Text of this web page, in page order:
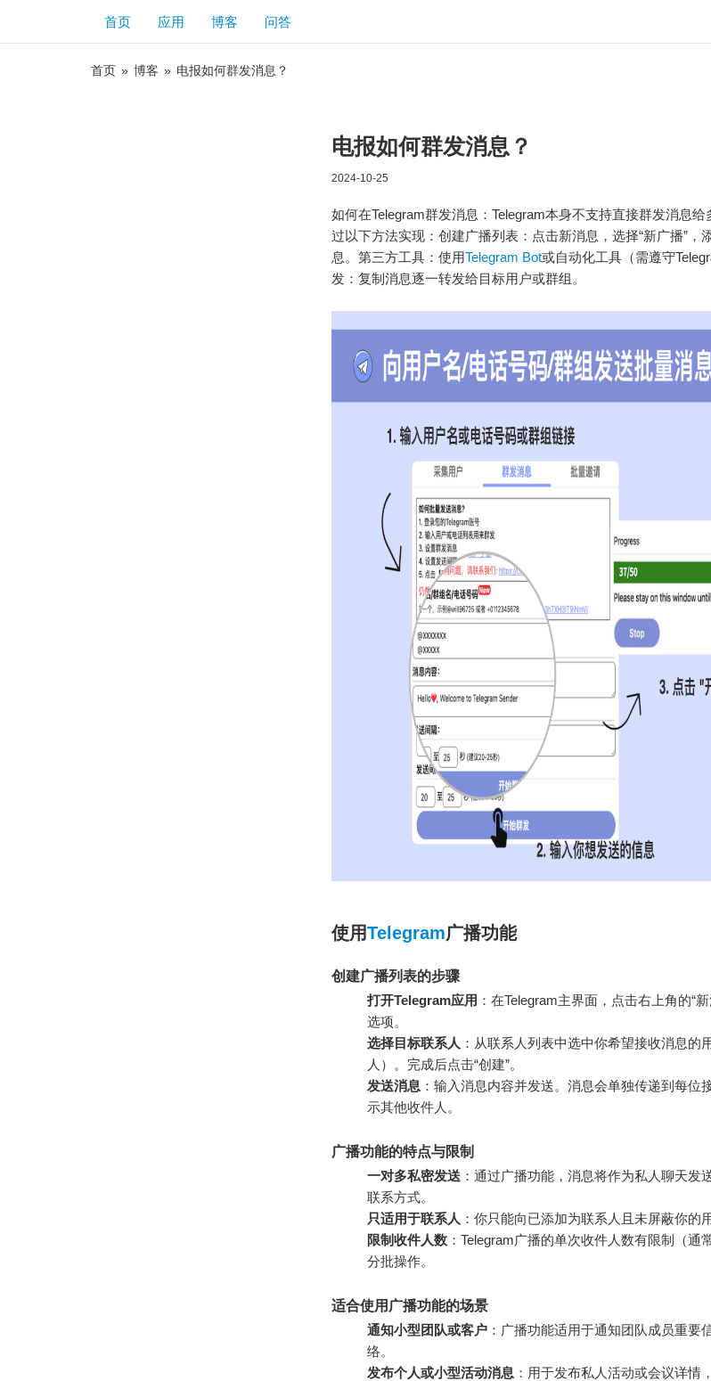
首页 应用 博客 问答
首页 » 博客 » 电报如何群发消息？
电报如何群发消息？
2024-10-25
如何在Telegram群发消息：Telegram本身不支持直接群发消息
过以下方法实现：创建广播列表：点击新消息，选择“新广播”，
息。第三方工具：使用Telegram Bot或自动化工具（需遵守
发：复制消息逐一转发给目标用户或群组。
使用Telegram广播功能
创建广播列表的步骤
打开Telegram应用 ：在Telegram主界面，点击右上角的“
选项。
选择目标联系人 ：从联系人列表中选中你希望接收消息的
人）。完成后点击“创建”。
发送消息 ：输入消息内容并发送。消息会单独传递到每位
示其他收件人。
广播功能的特点与限制
一对多私密发送 ：通过广播功能，消息将作为私人聊天发
联系方式。
只适用于联系人 ：你只能向已添加为联系人且未屏蔽你的
限制收件人数 ：Telegram广播的单次收件人数有限制（通
分批操作。
适合使用广播功能的场景
通知小型团队或客户 ：广播功能适用于通知团队成员重要
络。
发布个人或小型活动消息 ：用于发布私人活动或会议详情